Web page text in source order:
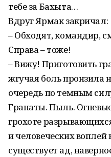
тебе за Бахыта…
Вдруг Ярмак закричал:
– Обходят, командир,
Справа – тоже!
– Вижу! Приготовить
жгучая боль пронзила
очередь по темным
Гранаты. Пыль.
грохоте
и человеческих
существует ад,